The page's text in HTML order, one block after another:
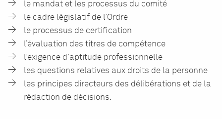
le mandat et les processus du comité
le cadre législatif de l’Ordre
le processus de certification
l’évaluation des titres de compétence
l’exigence d’aptitude professionnelle
les questions relatives aux droits de la personne
les principes directeurs des délibérations et de la
rédaction de décisions.